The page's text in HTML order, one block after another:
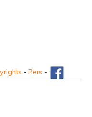
- Pers -